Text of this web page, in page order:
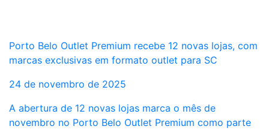
Porto Belo Outlet Premium recebe 12 novas lojas, com
marcas exclusivas em formato outlet para SC
24 de novembro de 2025
A abertura de 12 novas lojas marca o mês de
novembro no Porto Belo Outlet Premium como parte